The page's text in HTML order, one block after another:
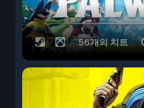
56개의 치트